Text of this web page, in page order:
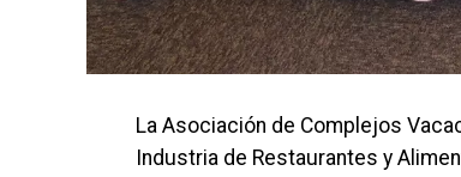
La Asociación de Complejos
Industria de Restaurantes y